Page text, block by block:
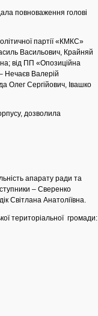
повноваження голові
партії «КМКС»
Васильович, Крайняй
від ПП «Опозиційна
Нечаєв Валерій
Олег Сергійович, Івашко
дозволила
апарату ради та
– Сверенко
Світлана Анатоліївна.
територіальної громади: